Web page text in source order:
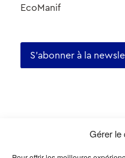
Gérer le
EcoManif
S'abonner à la